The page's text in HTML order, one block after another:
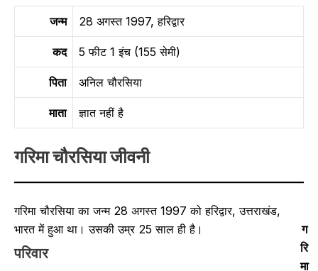
जन्म 28 अगस्त 1997, हरिद्वार
कद 5 फीट 1 इंच (155 सेमी)
पिता अनिल चौरसिया
माता ज्ञात नहीं है
गरिमा चौरसिया जीवनी
गरिमा चौरसिया का जन्म 28 अगस्त 1997 को हरिद्वार, उत्तराखंड,
भारत में हुआ था। उसकी उम्र 25 साल ही है।
परिवार
ग
रि
मा